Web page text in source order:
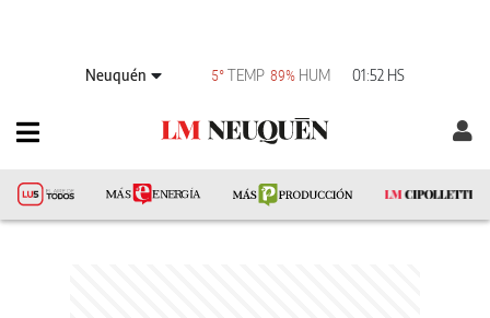
Neuquén 5°TEMP 89% HUM 01:52 HS